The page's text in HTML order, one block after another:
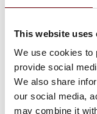
This website uses
We use cookies to
provide social
We also share
our social media,
may combine it